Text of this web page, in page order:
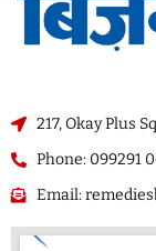
217, Okay Plus
Phone: 099291
Email: